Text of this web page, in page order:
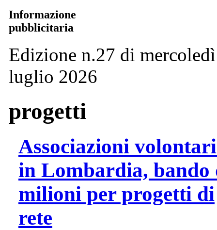
Informazione
pubblicitaria
Edizione n.27 di
luglio 2026
progetti
Associazioni
in Lombardia, bando
milioni per progetti di
rete